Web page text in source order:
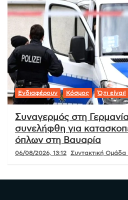
Ενδιαφέρουν Κόσμος Ό,τι είναι!
Συναγερμός στη
συνελήφθη για
όπλων στη Βαυαρία
06/08/2026, 13:12 Συντακτική